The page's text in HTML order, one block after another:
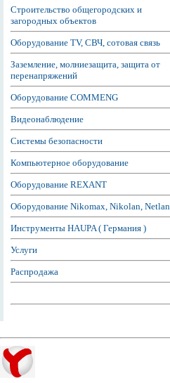
Строительство общегородских и
загородных объектов
Оборудование TV, СВЧ, сотовая связь
Заземление, молниезащита, защита от
перенапряжений
Оборудование COMMENG
Видеонаблюдение
Системы безопасности
Компьютерное оборудование
Оборудование REXANT
Оборудование Nikomax, Nikolan, Netlan
Инструменты HAUPA ( Германия )
Услуги
Распродажа